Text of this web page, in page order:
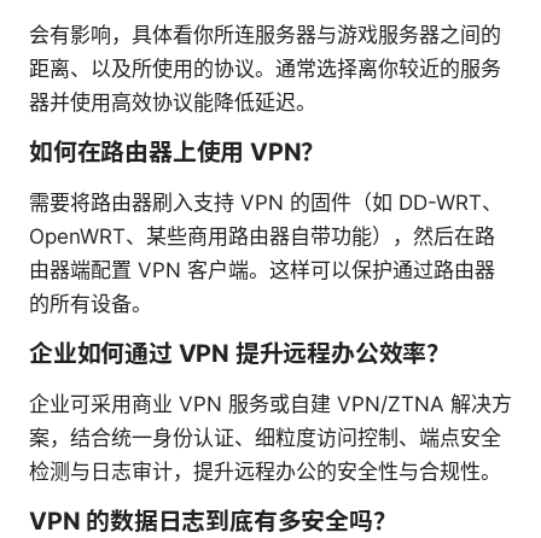
会有影响，具体看你所连服务器与游戏服务器之间的
距离、以及所使用的协议。通常选择离你较近的服务
器并使用高效协议能降低延迟。
如何在路由器上使用 VPN？
需要将路由器刷入支持 VPN 的固件（如 DD-WRT、
OpenWRT、某些商用路由器自带功能），然后在路
由器端配置 VPN 客户端。这样可以保护通过路由器
的所有设备。
企业如何通过 VPN 提升远程办公效率？
企业可采用商业 VPN 服务或自建 VPN/ZTNA 解决方
案，结合统一身份认证、细粒度访问控制、端点安全
检测与日志审计，提升远程办公的安全性与合规性。
VPN 的数据日志到底有多安全吗？